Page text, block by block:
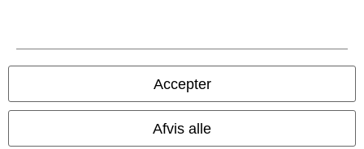
Accepter
Afvis alle
EMP Webshops
EMP International